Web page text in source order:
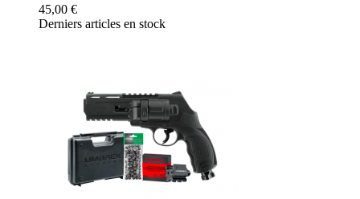
45,00 €
Derniers articles en stock